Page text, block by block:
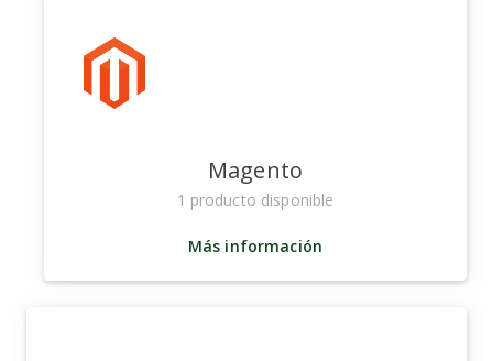
Magento
1 producto disponible
Más información